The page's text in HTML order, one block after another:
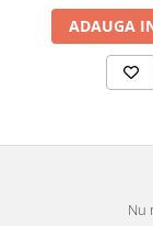
ADAUGA
Nu